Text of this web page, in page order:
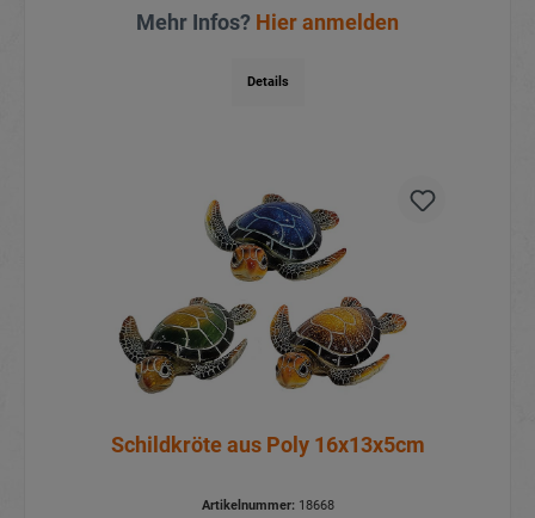
Mehr Infos? Hier anmelden
Details
Schildkröte aus Poly 16x13x5cm
Artikelnummer:18668